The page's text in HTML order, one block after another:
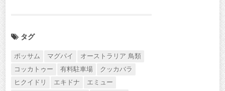
タグ
ポッサム マグパイ
オーストラリア 鳥類
コッカトゥー
有料駐車場
クッカバラ
ヒクイドリ
エキドナ
エミュー